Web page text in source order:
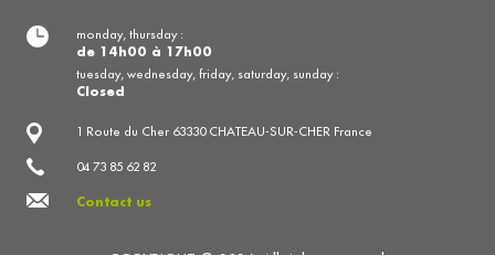
1 Route du Cher 63330 CHATEAU-SUR-CHER France
04 73 85 62 82
Contact us
monday, thursday :
de 14h00 à 17h00
tuesday, wednesday, friday, saturday, sunday :
Closed